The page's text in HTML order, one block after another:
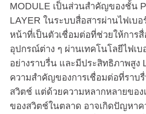
MODULE เป็นส่วนสำคัญของชั้น
LAYER ในระบบสื่อสารผ่านไฟเบ
หน้าที่เป็นตัวเชื่อมต่อที่ช่วยให้การสื่
อุปกรณ์ต่าง ๆ ผ่านเทคโนโลยีไฟเบ
อย่างราบรื่น และมีประสิทธิภาพสูง
ความสำคัญของการเชื่อมต่อที่ราบ
สวิตช์ แต่ด้วยความหลากหลายขอ
ของสวิตช์ในตลาด อาจเกิดปัญหาค